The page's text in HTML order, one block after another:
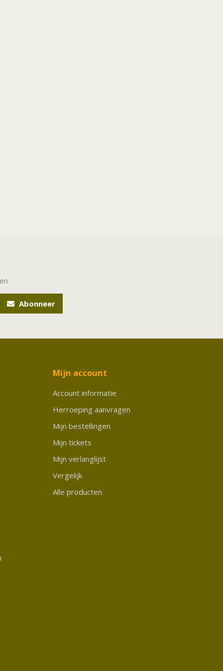
Abonneer
Mijn account
Account informatie
Herroeping aanvragen
Mijn bestellingen
Mijn tickets
Mijn verlanglijst
Vergelijk
Alle producten